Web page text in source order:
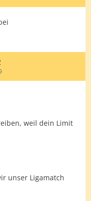
weil dein Limit
unser Ligamatch